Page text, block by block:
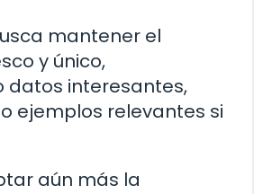
mantener el
y único,
datos interesantes,
ejemplos relevantes si
aún más la